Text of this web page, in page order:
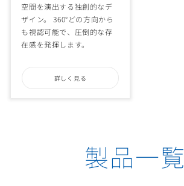
空間を演出する独創的なデ
ザイン。 360°どの方向から
も視認可能で、圧倒的な存
在感を発揮します。
詳しく見る
製品一覧